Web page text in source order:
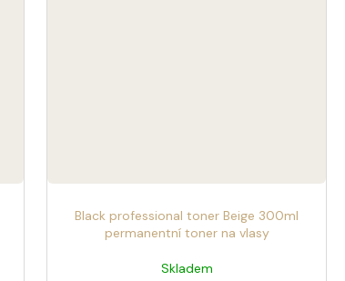
Black professional toner Beige 300ml
permanentní toner na vlasy
Skladem